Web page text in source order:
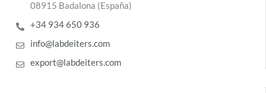
08915 Badalona (España)
+34 934 650 936
info@labdeiters.com
export@labdeiters.com